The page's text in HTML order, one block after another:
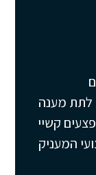
לתת מענה
קשיי
המעניק